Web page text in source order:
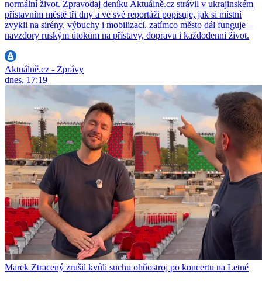
normální život. Zpravodaj deníku Aktuálně.cz strávil v ukrajinském
přístavním městě tři dny a ve své reportáži popisuje, jak si místní
zvykli na sirény, výbuchy i mobilizaci, zatímco město dál funguje –
navzdory ruským útokům na přístavy, dopravu i každodenní život.
Aktuálně.cz - Zprávy
dnes, 17:19
Marek Ztracený zrušil kvůli suchu ohňostroj po koncertu na Letné